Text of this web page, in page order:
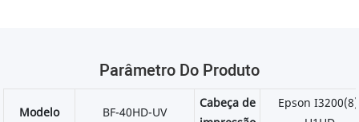
Parâmetro Do Produto
Modelo BF-40HD-UV
Cabeça de
Epson